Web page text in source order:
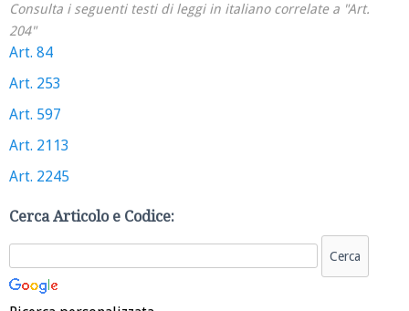
Consulta i seguenti testi di leggi in italiano correlate a "Art.
204"
Art. 84
Art. 253
Art. 597
Art. 2113
Art. 2245
Cerca Articolo e Codice: